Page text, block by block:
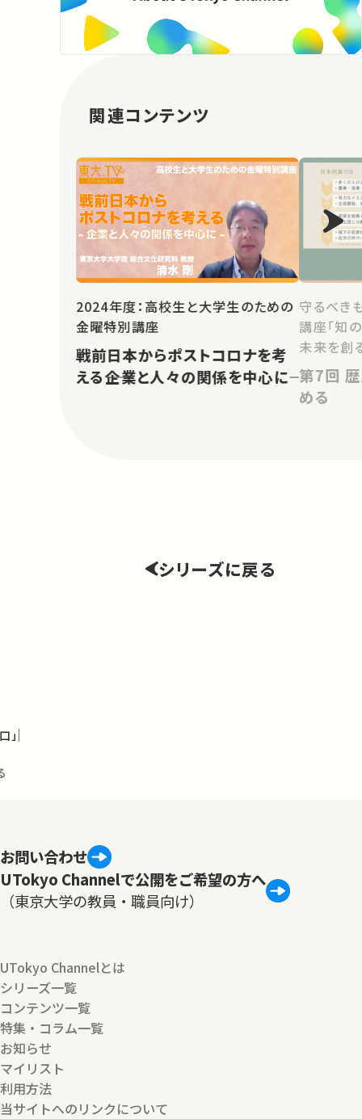
関連コンテンツ
2024年度：高校生と大学生のための
金曜特別講座
戦前日本からポストコロナを考
える――企業と人々の関係を中心に――
守るべき
講座「
未来を創
第7回 歴史の遺したものを見つ
める
シリーズに戻る
」
お問い合わせ
UTokyo Channelで公開をご希望の方へ
（東京大学の教員・職員向け）
UTokyo Channelとは
シリーズ一覧
コンテンツ一覧
特集・コラム一覧
お知らせ
マイリスト
利用方法
当サイトへのリンクについて